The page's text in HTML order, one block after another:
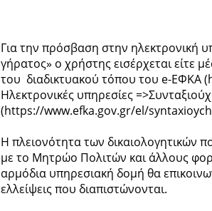
Για την πρόσβαση στην ηλεκτρονική
γήρατος» o χρήστης εισέρχεται είτε
του διαδικτυακού τόπου του e-ΕΦΚΑ
Ηλεκτρονικές υπηρεσίες
(https://www.efka.gov.gr/el/
Η πλειονότητα των δικαιολογητικών
με το Μητρώο Πολιτών και άλλους
αρμόδια υπηρεσιακή δομή θα
ελλείψεις που διαπιστώνονται.